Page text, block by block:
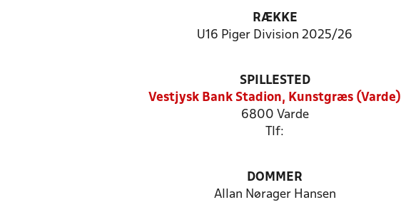
RÆKKE
U16 Piger Division 2025/26
SPILLESTED
Vestjysk Bank Stadion, Kunstgræs (Varde)
6800 Varde
Tlf:
DOMMER
Allan Nørager Hansen